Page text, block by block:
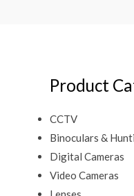
Product
CCTV
Binoculars &
Digital Cameras
Video Cameras